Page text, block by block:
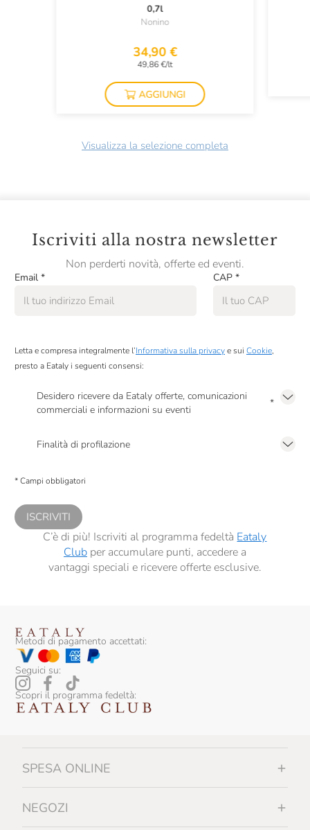
0,7l
Nonino
34,90 €
49,86 €/lt
AGGIUNGI
Visualizza la selezione completa
Iscriviti alla nostra newsletter
Non perderti novità, offerte ed eventi.
Email * CAP *
Letta e compresa integralmente l’Informativa sulla privacye sui Cookie,
presto a Eataly i seguenti consensi:
Desidero ricevere da Eataly offerte, comunicazioni
commerciali e informazioni su eventi
*
Finalità di profilazione
comunicazioni commerciali personalizzate, in caso di consenso prestato ai
* Campi obbligatori
ISCRIVITI
C’è di più! Iscriviti al programma fedeltà Eataly
Clubper accumulare punti, accedere a
vantaggi speciali e ricevere offerte esclusive.
Metodi di pagamento accettati:
Seguici su:
Scopri il programma fedeltà:
SPESA ONLINE
NEGOZI